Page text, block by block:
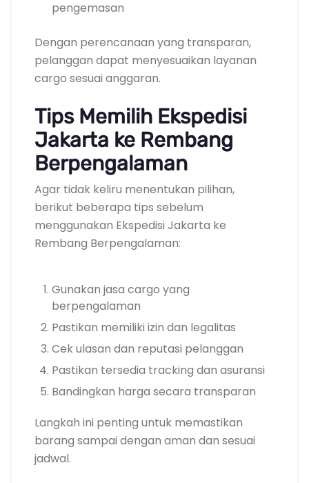
pengemasan
Dengan perencanaan yang transparan,
pelanggan dapat menyesuaikan layanan
cargo sesuai anggaran.
Tips Memilih Ekspedisi
Jakarta ke Rembang
Berpengalaman
Agar tidak keliru menentukan pilihan,
berikut beberapa tips sebelum
menggunakan Ekspedisi Jakarta ke
Rembang Berpengalaman:
Gunakan jasa cargo yang
berpengalaman
Pastikan memiliki izin dan legalitas
Cek ulasan dan reputasi pelanggan
Pastikan tersedia tracking dan asuransi
Bandingkan harga secara transparan
Langkah ini penting untuk memastikan
barang sampai dengan aman dan sesuai
jadwal.